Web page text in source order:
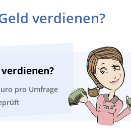
verdienen?
pro Umfrage